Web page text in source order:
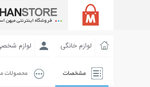
لوازم خانگی لوازم
مشخصات محصولات